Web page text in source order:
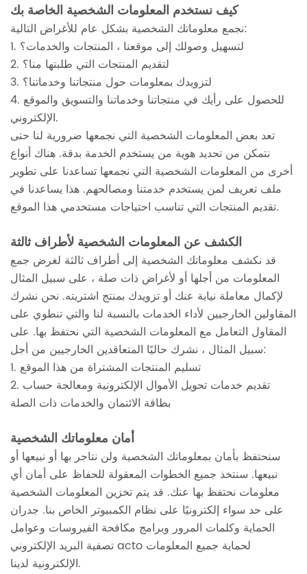
كيف نستخدم المعلومات الشخصية الخاصة بك
نجمع معلوماتك الشخصية بشكل عام للأغراض التالية:
1. لتسهيل وصولك إلى موقعنا ، المنتجات والخدمات؟
2. لتقديم المنتجات التي طلبتها منا؟
3. لتزويدك بمعلومات حول منتجاتنا وخدماتنا؟
4. للحصول على رأيك في منتجاتنا وخدماتنا والتسويق والموقع
الإلكتروني.
تعد بعض المعلومات الشخصية التي نجمعها ضرورية لنا حتى
نتمكن من تحديد هوية من يستخدم الخدمة بدقة. هناك أنواع
أخرى من المعلومات الشخصية التي نجمعها تساعدنا على تطوير
ملف تعريف لمن يستخدم خدمتنا ومصالحهم. هذا يساعدنا في
تقديم المنتجات التي تناسب احتياجات مستخدمي هذا الموقع.
الكشف عن المعلومات الشخصية لأطراف ثالثة
قد نكشف معلوماتك الشخصية إلى أطراف ثالثة لغرض جمع
المعلومات من أجلها أو لأغراض ذات صلة ، على سبيل المثال
لإكمال معاملة نيابة عنك أو تزويدك بمنتج اشتريته. نحن نشرك
المقاولين الخارجيين لأداء الخدمات بالنسبة لنا والتي تنطوي على
المقاول التعامل مع المعلومات الشخصية التي نحتفظ بها. على
سبيل المثال ، نشرك حاليًا المتعاقدين الخارجيين من أجل:
1. تسليم المنتجات المشتراة من هذا الموقع
2. تقديم خدمات تحويل الأموال الإلكترونية ومعالجة حساب
بطاقة الائتمان والخدمات ذات الصلة
أمان معلوماتك الشخصية
سنحتفظ بأمان بمعلوماتك الشخصية ولن نتاجر بها أو نبيعها أو
نبيعها. سنتخذ جميع الخطوات المعقولة للحفاظ على أمان أي
معلومات نحتفظ بها عنك. قد يتم تخزين المعلومات الشخصية
على حد سواء إلكترونيًا على نظام الكمبيوتر الخاص بنا. جدران
الحماية وكلمات المرور وبرامج مكافحة الفيروسات وعوامل
تصفية البريد الإلكتروني acto لحماية جميع المعلومات
الإلكترونية لدينا.